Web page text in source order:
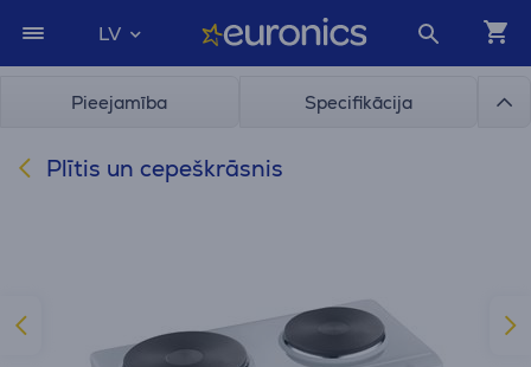
LV
Pieejamība Specifikācija
Plītis un cepeškrāsnis